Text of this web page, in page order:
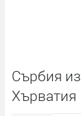
Сърбия
Хърватия